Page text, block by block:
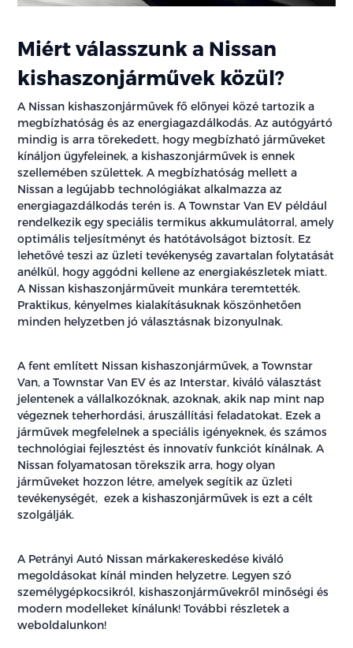
Miért válasszunk a Nissan
kishaszonjárművek közül?
A Nissan kishaszonjárművek fő előnyei közé tartozik a
megbízhatóság és az energiagazdálkodás. Az autógyártó
mindig is arra törekedett, hogy megbízható járműveket
kínáljon ügyfeleinek, a kishaszonjárművek is ennek
szellemében születtek. A megbízhatóság mellett a
Nissan a legújabb technológiákat alkalmazza az
energiagazdálkodás terén is. A Townstar Van EV például
rendelkezik egy speciális termikus akkumulátorral, amely
optimális teljesítményt és hatótávolságot biztosít. Ez
lehetővé teszi az üzleti tevékenység zavartalan folytatását
anélkül, hogy aggódni kellene az energiakészletek miatt.
A Nissan kishaszonjárműveit munkára teremtették.
Praktikus, kényelmes kialakításuknak köszönhetően
minden helyzetben jó választásnak bizonyulnak.
A fent említett Nissan kishaszonjárművek, a Townstar
Van, a Townstar Van EV és az Interstar, kiváló választást
jelentenek a vállalkozóknak, azoknak, akik nap mint nap
végeznek teherhordási, áruszállítási feladatokat. Ezek a
járművek megfelelnek a speciális igényeknek, és számos
technológiai fejlesztést és innovatív funkciót kínálnak. A
Nissan folyamatosan törekszik arra, hogy olyan
járműveket hozzon létre, amelyek segítik az üzleti
tevékenységét, ezek a kishaszonjárművek is ezt a célt
szolgálják.
A Petrányi Autó Nissan márkakereskedése kiváló
megoldásokat kínál minden helyzetre. Legyen szó
személygépkocsikról, kishaszonjárművekről minőségi és
modern modelleket kínálunk! További részletek a
weboldalunkon!